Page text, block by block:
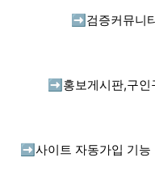
➡️ 검증커뮤니
➡️ 홍보게시판,구
➡️ 사이트 자동가입 기